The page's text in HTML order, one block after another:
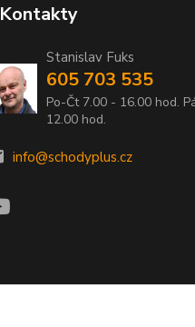
Kontakty
Stanislav Fuks
605 703 535
Po-Čt 7.00 - 16.00 hod.
12.00 hod.
info@schodyplus.cz